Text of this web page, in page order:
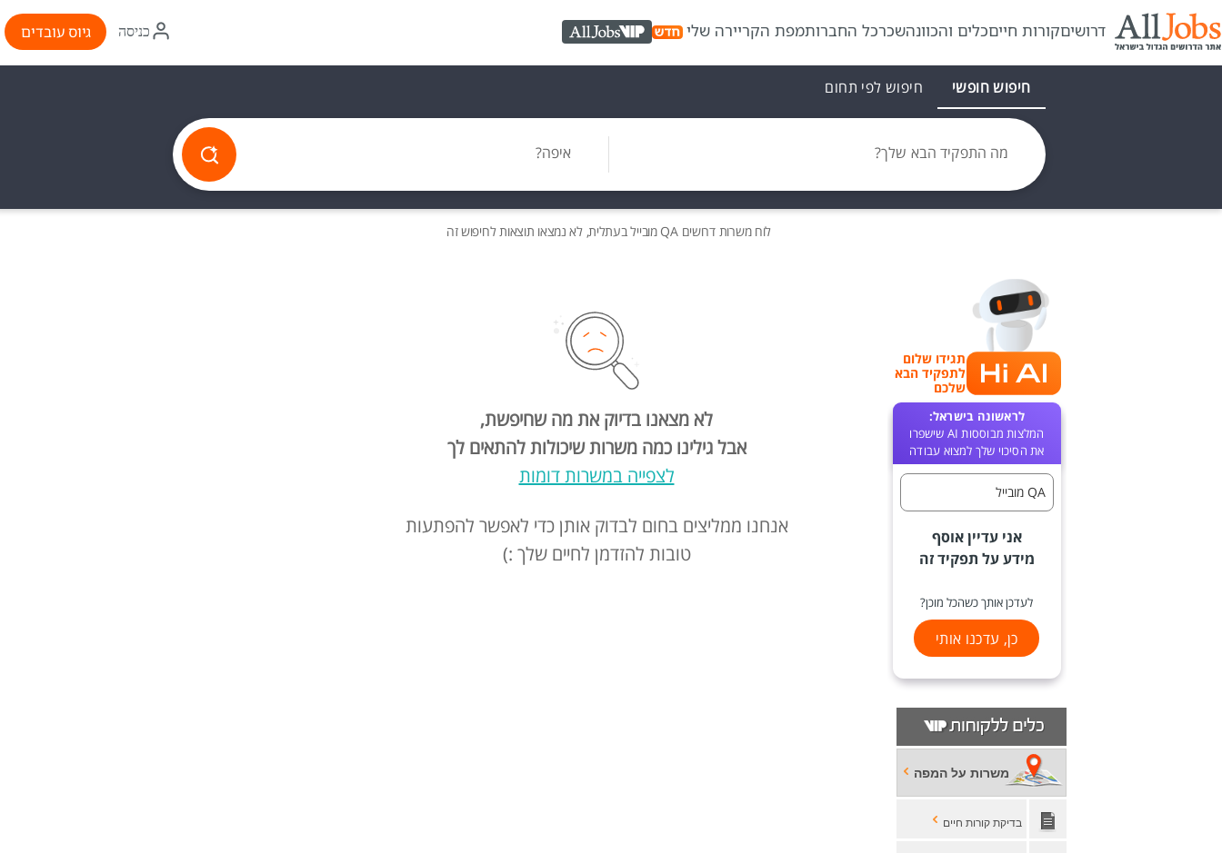
דרושיםקורות חייםכלים והכוונהשכרכל החברותמפת הקריירה שלי AllJobs VIP
איקון
התחברות
כניסה גיוס עובדים
חיפוש חופשי חיפוש לפי תחום
מה התפקיד הבא שלך? איפה?
לוח משרותדרושים QA מובייל בעתלית, לא נמצאו תוצאות לחיפוש זה
תגידו שלום
לתפקיד הבא
שלכם
לראשונה בישראל:
המלצות מבוססות AI שישפרו
את הסיכוי שלך למצוא עבודה
QA מובייל
אני עדיין אוסף
מידע על תפקיד זה
לעדכן אותך כשהכל מוכן?
כן, עדכנו אותי
משרות על המפה
בדיקת קורות חיים
לא מצאנו בדיוק את מה שחיפשת,
אבל גילינו כמה משרות שיכולות להתאים לך
לצפייה במשרות דומות
אנחנו ממליצים בחום לבדוק אותן כדי לאפשר להפתעות
טובות להזדמן לחיים שלך :)